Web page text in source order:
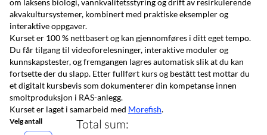
om laksens biologi, vannkvalitetsstyring og drift av resirkulerende
akvakultursystemer, kombinert med praktiske eksempler og
interaktive oppgaver.
Kurset er 100 % nettbasert og kan gjennomføres i ditt eget tempo.
Du får tilgang til videoforelesninger, interaktive moduler og
kunnskapstester, og fremgangen lagres automatisk slik at du kan
fortsette der du slapp. Etter fullført kurs og bestått test mottar du
et digitalt kursbevis som dokumenterer din kompetanse innen
smoltproduksjon i RAS-anlegg.
Kurset er laget i samarbeid med Morefish.
Velg antall Total sum: